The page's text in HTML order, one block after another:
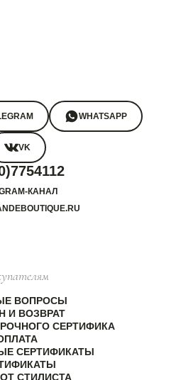
WHATSAPP
VK
КАНАЛ
ВОПРОСЫ
И ВОЗВРАТ
СЕРТИФИКА
СЕРТИФИКАТЫ
СТИЛИСТА